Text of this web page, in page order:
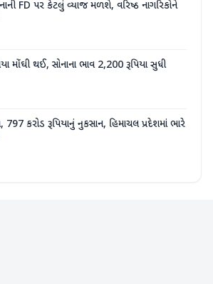
FD પર કેટલું વ્યાજ મળશે, વરિષ્ઠ નાગરિકોને
મોંઘી થઈ, સોનાના ભાવ 2,200 રૂપિયા સુધી
797 કરોડ રૂપિયાનું નુકસાન, હિમાચલ પ્રદેશમાં ભારે